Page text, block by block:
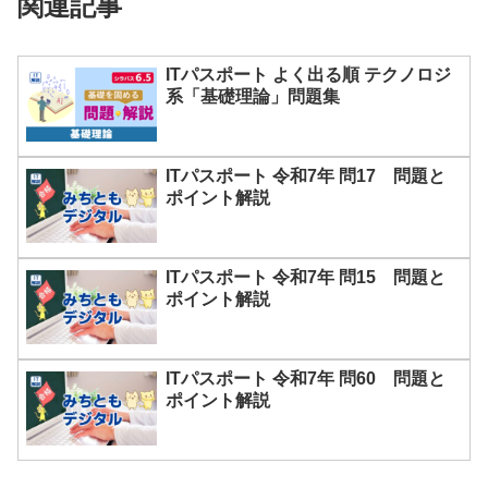
関連記事
ITパスポート よく出る順 テクノロジ
系「基礎理論」問題集
ITパスポート 令和7年 問17 問題と
ポイント解説
ITパスポート 令和7年 問15 問題と
ポイント解説
ITパスポート 令和7年 問60 問題と
ポイント解説